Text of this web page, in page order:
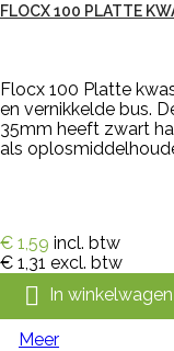
FLOCX 100 PLATTE
Flocx 100 Platte
en vernikkelde bus.
35mm heeft zwart
als
€ 1,59 incl. btw
€ 1,31 excl. btw
 In winkelwagen
Meer